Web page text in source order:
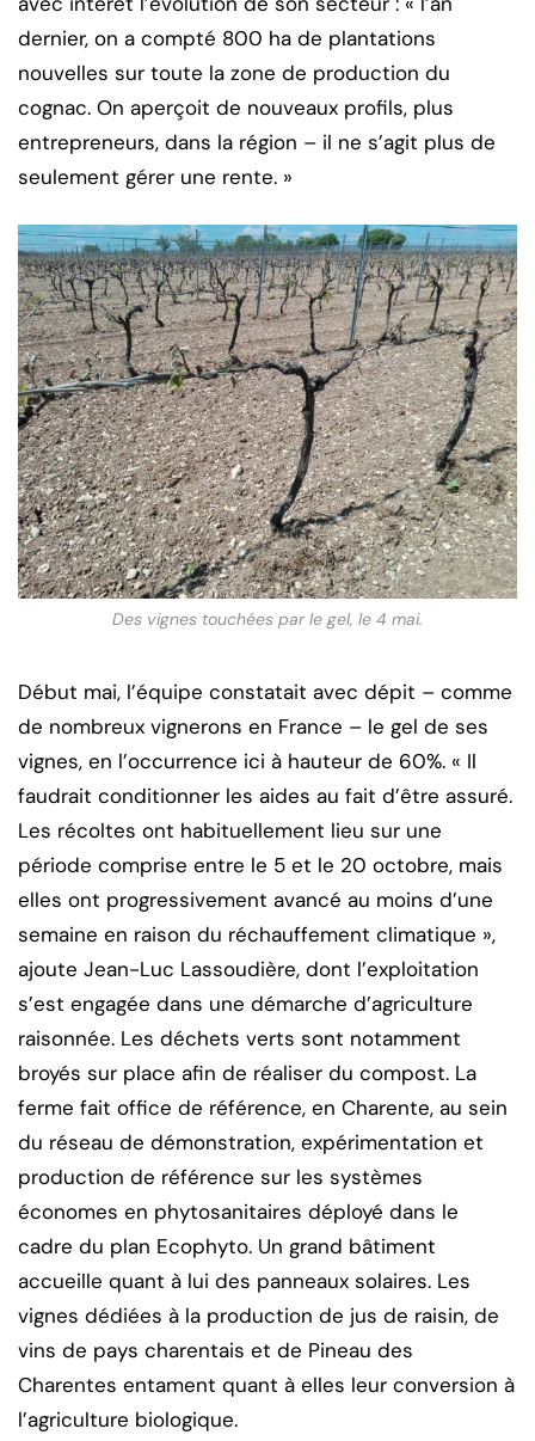
dernier, on a compté 800 ha de plantations
nouvelles sur toute la zone de production du
cognac. On aperçoit de nouveaux profils, plus
entrepreneurs, dans la région – il ne s’agit plus de
seulement gérer une rente. »
Des vignes touchées par le gel, le 4 mai.
Début mai, l’équipe constatait avec dépit – comme
de nombreux vignerons en France – le gel de ses
vignes, en l’occurrence ici à hauteur de 60%. « Il
faudrait conditionner les aides au fait d’être assuré.
Les récoltes ont habituellement lieu sur une
période comprise entre le 5 et le 20 octobre, mais
elles ont progressivement avancé au moins d’une
semaine en raison du réchauffement climatique »,
ajoute Jean-Luc Lassoudière, dont l’exploitation
s’est engagée dans une démarche d’agriculture
raisonnée. Les déchets verts sont notamment
broyés sur place afin de réaliser du compost. La
ferme fait office de référence, en Charente, au sein
du réseau de démonstration, expérimentation et
production de référence sur les systèmes
économes en phytosanitaires déployé dans le
cadre du plan Ecophyto. Un grand bâtiment
accueille quant à lui des panneaux solaires. Les
vignes dédiées à la production de jus de raisin, de
vins de pays charentais et de Pineau des
Charentes entament quant à elles leur conversion à
l’agriculture biologique.